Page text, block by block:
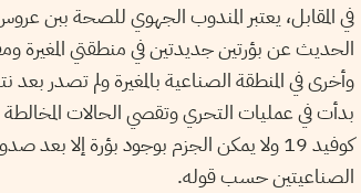
في المقابل، يعتبر المندوب الجهوي للصحة ببن
الحديث عن بؤرتين جديدتين في منطقتي المغيرة
وأخرى في المنطقة الصناعية بالمغيرة ولم تصدر
بدأت في عمليات التحري وتقصي الحالات المخالطة
كوفيد 19 ولا يمكن الجزم بوجود بؤرة إلا
الصناعيتين حسب قوله.